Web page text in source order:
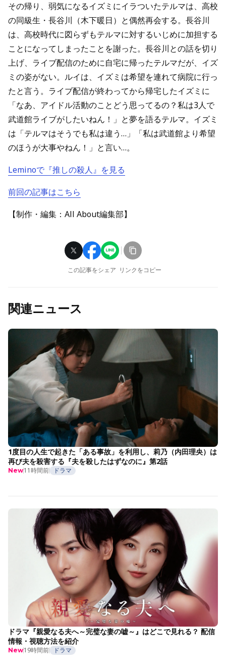
その帰り、弱気になるイズミにイラついたテルマは、高校
の同級生・長谷川（木下暖日）と偶然再会する。長谷川
は、高校時代に図らずもテルマに対するいじめに加担する
ことになってしまったことを謝った。長谷川との話を切り
上げ、ライブ配信のために自宅に帰ったテルマだが、イズ
ミの姿がない。ルイは、イズミは希望を連れて病院に行っ
たと言う。ライブ配信が終わってから帰宅したイズミに
「なあ、アイドル活動のことどう思ってるの？私は3人で
武道館ライブがしたいねん！」と夢を語るテルマ。イズミ
は「テルマはそうでも私は違う…」「私は武道館より希望
のほうが大事やねん！」と言い…。
Leminoで『推しの殺人』を見る
前回の記事はこちら
【制作・編集：All About編集部】
この記事をシェア リンクをコピー
関連ニュース
1度目の人生で起きた「ある事故」を利用し、莉乃（内田理央）は
再び夫を殺害する『夫を殺したはずなのに』第2話
New11時間前 ドラマ
ドラマ『親愛なる夫へ～完璧な妻の嘘～』はどこで見れる？ 配信
情報・視聴方法を紹介
New19時間前 ドラマ